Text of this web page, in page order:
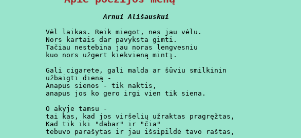
Arnui Ališauskui
Vėl laikas. Reik miegot, nes jau vėlu.
Nors kartais dar pavyksta gimti.
Tačiau nestebina jau noras lengvesniu
kuo nors užgert kiekvieną mintį.
Gali cigarete, gali malda ar šūviu smilkinin
užbaigti dieną -
Anapus sienos - tik naktis,
anapus jos ko gero irgi vien tik siena.
O akyje tamsu -
tai kas, kad jos viršelių užraktas pragręžtas,
Kad tik iki "dabar" ir "čia"
tebuvo parašytas ir jau išsipildė tavo raštas,